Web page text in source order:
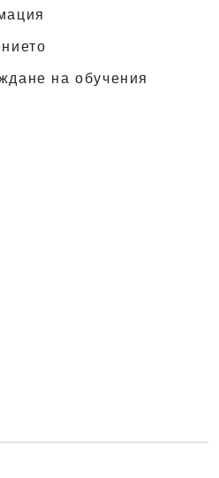
на обучения